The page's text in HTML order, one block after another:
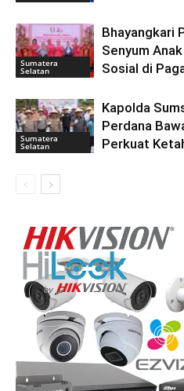
Sumatera
Selatan
Bhayangkari
Senyum
Sosial di
Sumatera
Selatan
Kapolda
Perdana
Perkuat